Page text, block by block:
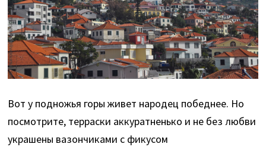
Вот у подножья горы живет народец победнее. Но
посмотрите, терраски аккуратненько и не без любви
украшены вазончиками с фикусом